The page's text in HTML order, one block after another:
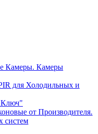
Камеры. Камеры
для Холодильных и
от Производителя.
систем